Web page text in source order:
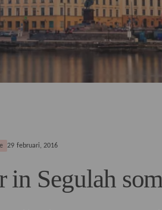
29 februari, 2016
in Segulah